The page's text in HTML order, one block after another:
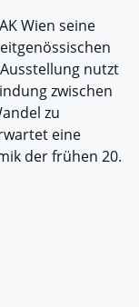
Wien seine
nutzt
zwischen
zu
eine
der frühen 20.